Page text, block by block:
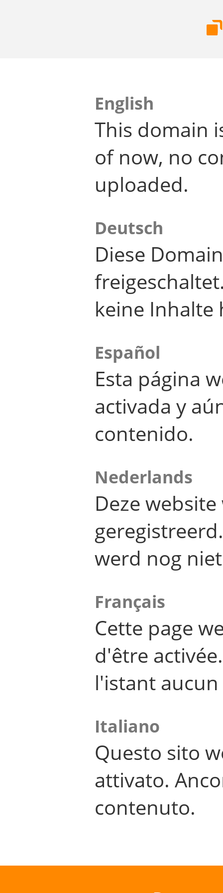
English
This domain
of now, no
uploaded.
Deutsch
Diese
keine Inhalte
Español
Esta página
activada y
contenido.
Nederlands
Deze
werd nog
Français
Cette page
d'être
l'istant
Italiano
Questo sito
attivato.
contenuto.